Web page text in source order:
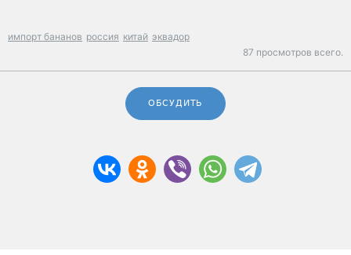
импорт бананов россия китай эквадор
87 просмотров всего.
ОБСУДИТЬ